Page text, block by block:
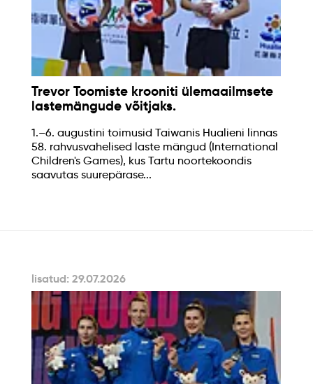
Trevor Toomiste krooniti ülemaailmsete
lastemängude võitjaks.
1.–6. augustini toimusid Taiwanis Hualieni linnas
58. rahvusvahelised laste mängud (International
Children's Games), kus Tartu noortekoondis
saavutas suurepärase...
lisatud: 29.07.2026